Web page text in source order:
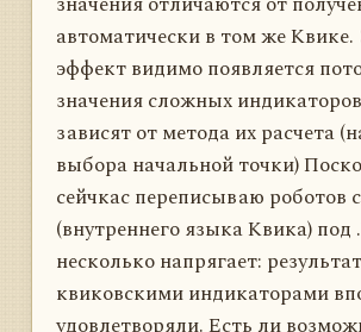
автоматически в том же
эффект видимо появляется
значения сложных
зависят от метода их расчета
выбора начальной точки)
сейчкас переписываю роботов
(внутреннего языка Квика) под
несколько напрягает:
квиковскими индикаторами